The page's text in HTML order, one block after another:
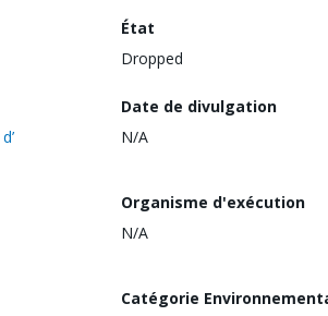
État
Dropped
Date de divulgation
N/A
Organisme d'exécution
N/A
Catégorie